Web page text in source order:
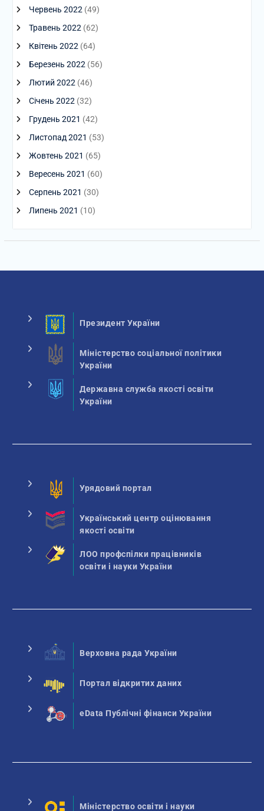
Червень 2022 (49)
Травень 2022 (62)
Квітень 2022 (64)
Березень 2022 (56)
Лютий 2022 (46)
Січень 2022 (32)
Грудень 2021 (42)
Листопад 2021 (53)
Жовтень 2021 (65)
Вересень 2021 (60)
Серпень 2021 (30)
Липень 2021 (10)
Президент України
Міністерство соціальної політики
України
Державна служба якості освіти
України
Урядовий портал
Український центр оцінювання
якості освіти
ЛОО профспілки працівників
освіти і науки України
Верховна рада України
Портал відкритих даних
eData Публічні фінанси України
Міністерство освіти і науки